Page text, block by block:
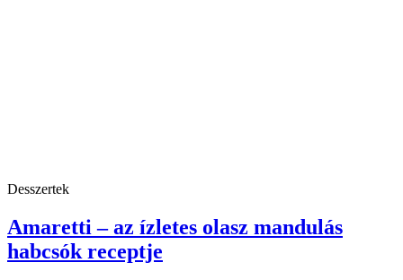
Desszertek
Amaretti – az ízletes olasz mandulás
habcsók receptje